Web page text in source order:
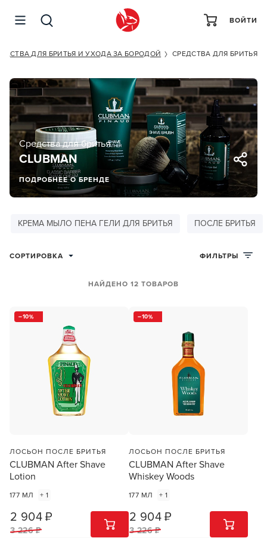
ВОЙТИ
ДЛЯ БРИТЬЯ И УХОДА ЗА БОРОДОЙ СРЕДСТВА ДЛЯ БРИТЬЯ
CLUBMAN
Средства для бритья
ПОДРОБНЕЕ О БРЕНДЕ
КРЕМА МЫЛО ПЕНА ГЕЛИ ДЛЯ БРИТЬЯ ПОСЛЕ БРИТЬЯ
СОРТИРОВКА
НАЙДЕНО 12 ТОВАРОВ
ФИЛЬТРЫ
10
ЛОСЬОН ПОСЛЕ БРИТЬЯ
CLUBMAN After Shave
Lotion
177 МЛ + 1
2 904 ₽
3 226 ₽
1 ШТ
10
ЛОСЬОН ПОСЛЕ БРИТЬЯ
CLUBMAN After Shave
Whiskey Woods
177 МЛ + 1
2 904 ₽
3 226 ₽
1 ШТ